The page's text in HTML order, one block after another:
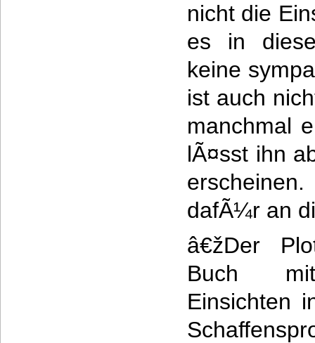
nicht die
es in
keine
ist auch
manchmal
lÃ¤sst ihn
dafÃ¼r an
â€žDer
Buch mit
Einsichten